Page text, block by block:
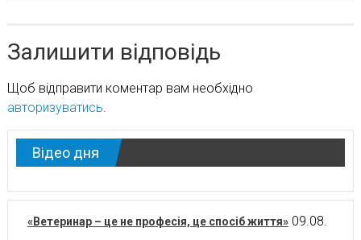
Залишити відповідь
Щоб відправити коментар вам необхідно
авторизуватись.
Відео дня
«Ветеринар – це не професія, це спосіб життя» 09.08.